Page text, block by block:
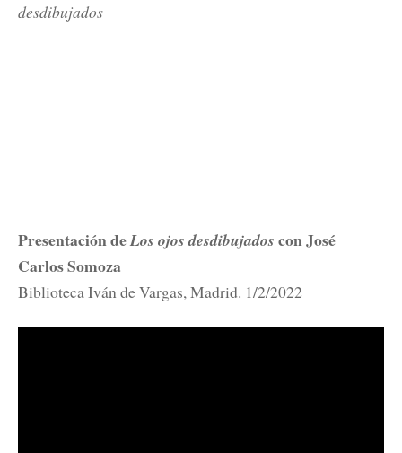
desdibujados
Presentación deLos ojos desdibujados con José
Carlos Somoza
Biblioteca Iván de Vargas, Madrid. 1/2/2022